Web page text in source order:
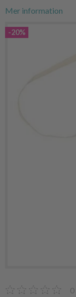
Mer information
-20%
0